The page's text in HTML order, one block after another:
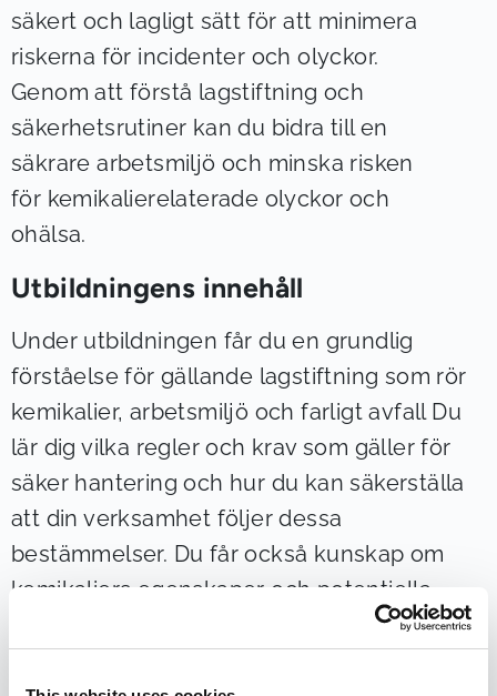
säkert och lagligt sätt för att minimera
riskerna för incidenter och olyckor.
Genom att förstå lagstiftning och
säkerhetsrutiner kan du bidra till en
säkrare arbetsmiljö och minska risken
för kemikalierelaterade olyckor och
ohälsa.
Utbildningens innehåll
Under utbildningen får du en grundlig
förståelse för gällande lagstiftning som rör
kemikalier, arbetsmiljö och farligt avfall Du
lär dig vilka regler och krav som gäller för
säker hantering och hur du kan säkerställa
att din verksamhet följer dessa
bestämmelser. Du får också kunskap om
kemikaliers egenskaper och potentiella
faror. Genom att förstå hur olika ämnen